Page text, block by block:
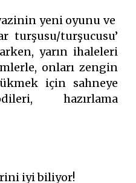
yeni oyunu ve
turşusu/turşucusu’
yarın ihaleleri
onları zengin
için sahneye
hazırlama
iyi biliyor!